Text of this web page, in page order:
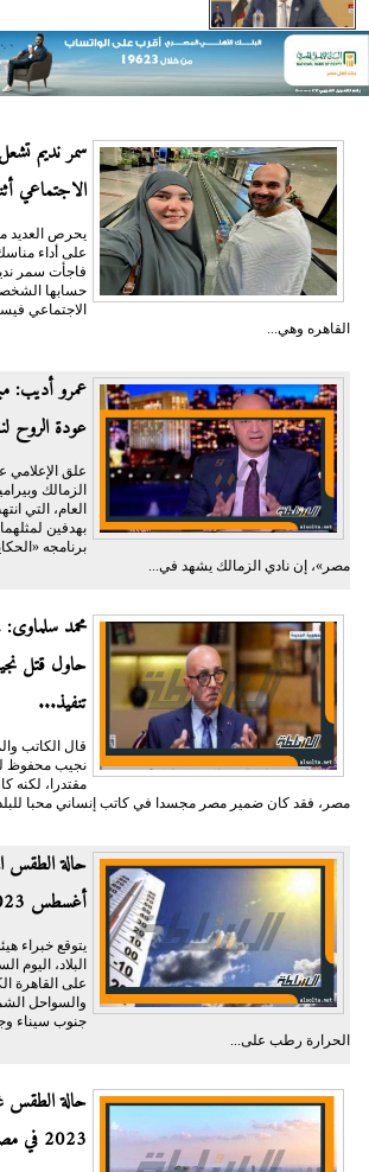
سمر نديم
الاجتماعي
يحرص العديد
على أداء
فاجأت سمر
حسابها
الاجتماعي
القاهره وهي...
عمرو أديب:
عودة الروح
علق الإعلامي
الزمالك
العام، التي
بهدفين
مصر»، إن نادي الزمالك يشهد في...
محمد
حاول قتل
تنفيذ...
قال الكاتب
نجيب محفوظ
مقتدرا، لكنه
مصر، فقد كان ضمير مصر مجسدا في كاتب إنساني محبا
أغسطس 2023
يتوقع خبراء
البلاد،
على القاهرة
والسواحل
جنوب سيناء
الحرارة رطب على...
2023 في مصر